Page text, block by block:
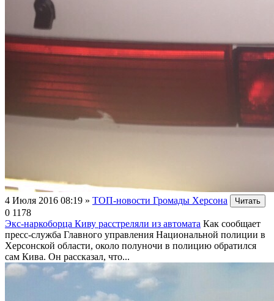
4 Июля 2016 08:19 » ТОП-новости Громады Херсона Читать
0 1178
Экс-наркоборца Киву расстреляли из автомата Как сообщает
пресс-служба Главного управления Национальной полиции в
Херсонской области, около полуночи в полицию обратился
сам Кива. Он рассказал, что...